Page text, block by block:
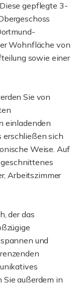
gepflegte 3-
Wohnfläche von
sowie einer
Sie von
einladenden
erschließen sich
Weise. Auf
Arbeitszimmer
der das
und
Sie außerdem in